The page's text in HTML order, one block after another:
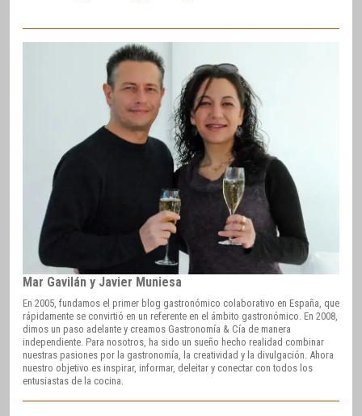
Mar Gavilán y Javier Muniesa
En 2005, fundamos el primer blog gastronómico colaborativo en España, que
rápidamente se convirtió en un referente en el ámbito gastronómico. En 2008,
dimos un paso adelante y creamos Gastronomía & Cía de manera
independiente. Para nosotros, ha sido un sueño hecho realidad combinar
nuestras pasiones por la gastronomía, la creatividad y la divulgación. Ahora
nuestro objetivo es inspirar, informar, deleitar y conectar con todos los
entusiastas de la cocina.